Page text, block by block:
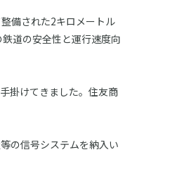
備された2キロメートル
道の安全性と運行速度向
掛けてきました。住友商
の信号システムを納入い